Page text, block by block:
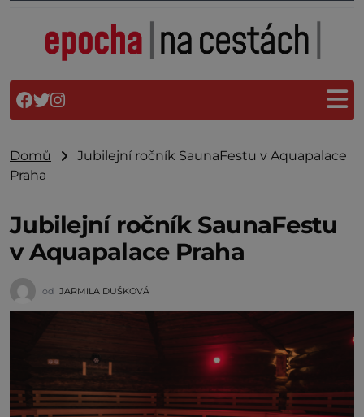
Domů
Jubilejní ročník SaunaFestu v Aquapalace
Praha
Jubilejní ročník SaunaFestu
v Aquapalace Praha
od JARMILA DUŠKOVÁ